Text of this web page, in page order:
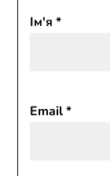
Ім'я*
Email*